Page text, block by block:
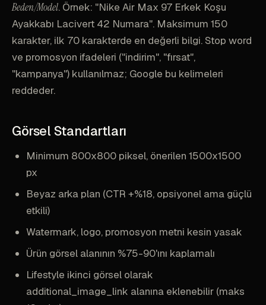
Beden/Model. Örnek: "Nike Air Max 97 Erkek Koşu
Ayakkabı Lacivert 42 Numara". Maksimum 150
karakter, ilk 70 karakterde en değerli bilgi. Stop word
ve promosyon ifadeleri ("indirim", "fırsat",
"kampanya") kullanılmaz; Google bu kelimeleri
reddeder.
Görsel Standartları
Minimum 800x800 piksel, önerilen 1500x1500
px
Beyaz arka plan (CTR +%18, opsiyonel ama güçlü
etkili)
Watermark, logo, promosyon metni kesin yasak
Ürün görsel alanının %75-90'ını kaplamalı
Lifestyle ikinci görsel olarak
additional_image_link alanına eklenebilir (maks